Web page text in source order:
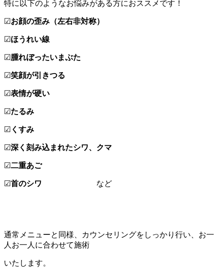
特に以下のようなお悩みがある方におススメです！
☑お顔の歪み（左右非対称）
☑ほうれい線
☑腫れぼったいまぶた
☑笑顔が引きつる
☑表情が硬い
☑たるみ
☑ くすみ
☑深く刻み込まれたシワ、クマ
☑二重あご
☑首のシワ など
通常メニューと同様、カウンセリングをしっかり行い、お一
人お一人に合わせて施術
いたします。